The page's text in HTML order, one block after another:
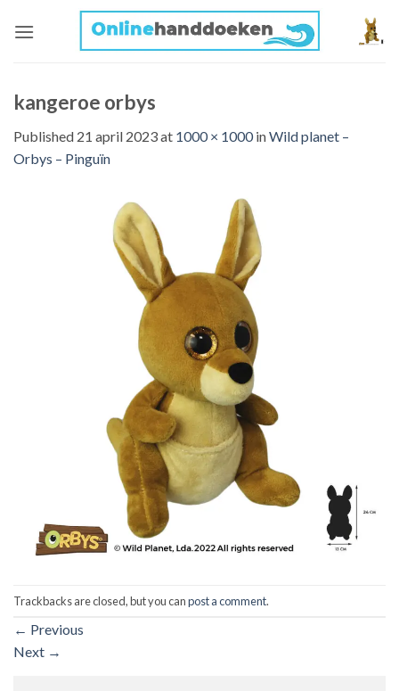
kangeroe orbys
Published 21 april 2023at 1000 × 1000inWild planet –
Orbys – Pinguïn
Trackbacks are closed, but you canpost a comment.
← Previous
Next →